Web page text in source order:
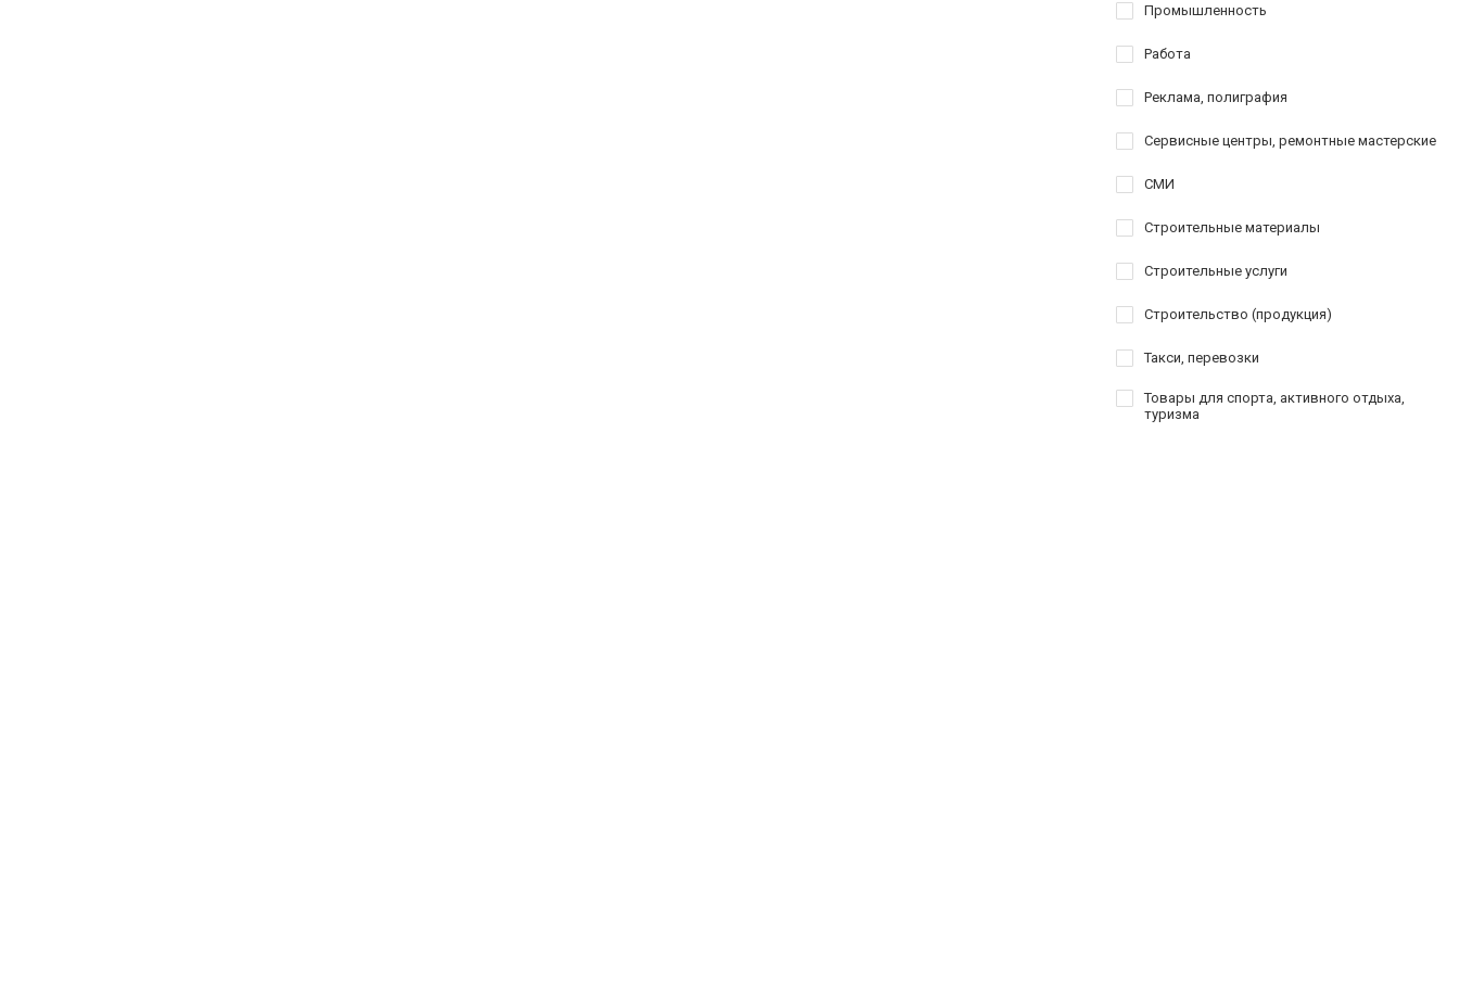
Промышленность
Работа
Реклама, полиграфия
Сервисные центры, ремонтные мастерские
СМИ
Строительные материалы
Строительные услуги
Строительство (продукция)
Такси, перевозки
Товары для спорта, активного отдыха,
туризма